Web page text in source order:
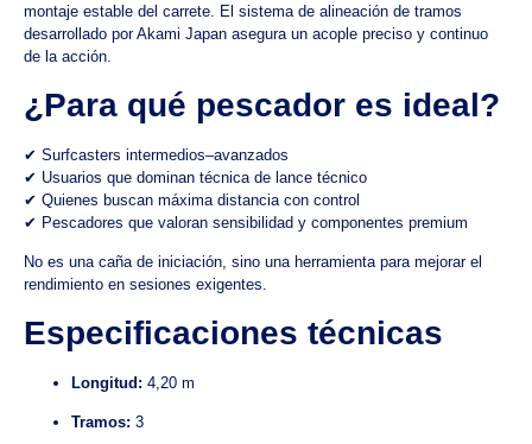
montaje estable del carrete. El sistema de alineación de tramos
desarrollado por Akami Japan asegura un acople preciso y continuo
de la acción.
¿Para qué pescador es ideal?
✔ Surfcasters intermedios–avanzados
✔ Usuarios que dominan técnica de lance técnico
✔ Quienes buscan máxima distancia con control
✔ Pescadores que valoran sensibilidad y componentes premium
No es una caña de iniciación, sino una herramienta para mejorar el
rendimiento en sesiones exigentes.
Especificaciones técnicas
Longitud: 4,20 m
Tramos: 3